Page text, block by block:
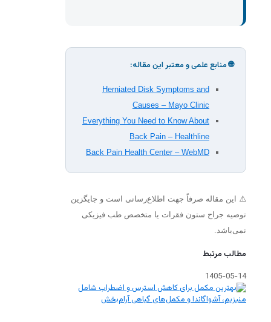
🌐 منابع علمی و معتبر این مقاله:
Herniated Disk Symptoms and
Causes – Mayo Clinic
Everything You Need to Know About
Back Pain – Healthline
Back Pain Health Center – WebMD
⚠️ این مقاله صرفاً جهت اطلاع‌رسانی است و جایگزین
توصیه جراح ستون فقرات یا متخصص طب فیزیکی
نمی‌باشد.
مطالب مرتبط
1405-05-14